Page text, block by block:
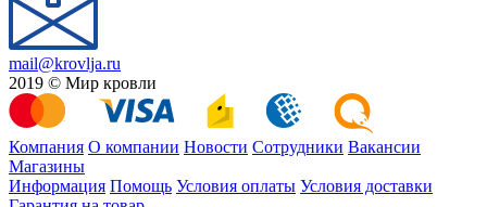
mail@krovlja.ru
2019 © Мир кровли
Компания О компании Новости Сотрудники Вакансии
Магазины
Информация Помощь Условия оплаты Условия доставки